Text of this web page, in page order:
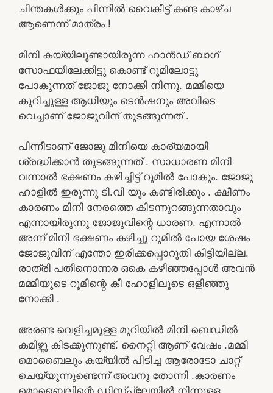
ചിന്തകൾക്കും പിന്നിൽ വൈകീട്ട് കണ്ട കാഴ്ച
ആണെന്ന് മാത്രം !
മിനി കയ്യിലുണ്ടായിരുന്ന ഹാൻഡ് ബാഗ്
സോഫയിലേക്കിട്ടു കൊണ്ട് റൂമിലോട്ടു
പോകുന്നത് ജോജു നോക്കി നിന്നു. മമ്മിയെ
കുറിച്ചുള്ള ആധിയും ടെൻഷനും അവിടെ
വെച്ചാണ് ജോജുവിന്‌ തുടങ്ങുന്നത് .
പിന്നീടാണ് ജോജു മിനിയെ കാര്യമായി
ശ്രദ്ധിക്കാൻ തുടങ്ങുന്നത് . സാധാരണ മിനി
വന്നാൽ ഭക്ഷണം കഴിച്ചിട്ട് റൂമിൽ പോകും. ജോജു
ഹാളിൽ ഇരുന്നു ടി.വി യും കണ്ടിരിക്കും . ക്ഷീണം
കാരണം മിനി നേരത്തെ കിടന്നുറങ്ങുന്നതാവും
എന്നായിരുന്നു ജോജുവിന്റെ ധാരണ. എന്നാൽ
അന്ന് മിനി ഭക്ഷണം കഴിച്ചു റൂമിൽ പോയ ശേഷം
ജോജുവിന്‌ എന്തോ ഇരിക്കപ്പൊറുതി കിട്ടിയില്ല.
രാത്രി പതിനൊന്നര ഒകെ കഴിഞ്ഞപ്പോൾ അവൻ
മമ്മിയുടെ റൂമിന്റെ കീ ഹോളിലൂടെ ഒളിഞ്ഞു
നോക്കി .
അരണ്ട വെളിച്ചമുള്ള മുറിയിൽ മിനി ബെഡിൽ
കമിഴ്ന്നു കിടക്കുന്നുണ്ട്. നൈറ്റി ആണ് വേഷം .മമ്മി
മൊബൈലും കയ്യിൽ പിടിച്ച ആരോടോ ചാറ്റ്
ചെയ്യുന്നുണ്ടെന്ന് അവനു തോന്നി .കാരണം
മൊബൈലിന്റെ ഡിസ്‌പ്ലേയിൽ നിന്നുള്ള